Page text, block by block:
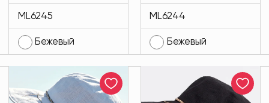
MODLAV ML6245-
4
ML6245
Бежевый
4
ML6244
Бежевый